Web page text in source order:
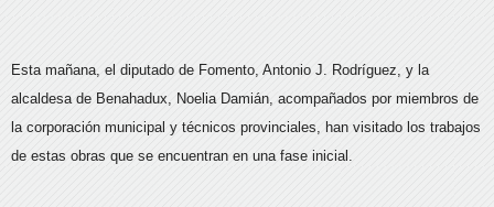
Esta mañana, el diputado de Fomento, Antonio J. Rodríguez, y la
alcaldesa de Benahadux, Noelia Damián, acompañados por miembros de
la corporación municipal y técnicos provinciales, han visitado los trabajos
de estas obras que se encuentran en una fase inicial.